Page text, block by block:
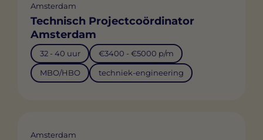
Amsterdam
Technisch Projectcoördinator
Amsterdam
32 - 40 uur €3400 - €5000 p/m
MBO/HBO techniek-engineering
Amsterdam